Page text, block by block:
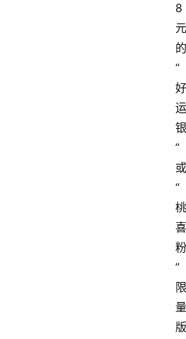
8
元
的
“
好
运
银
”
或
“
桃
喜
粉
”
限
量
版